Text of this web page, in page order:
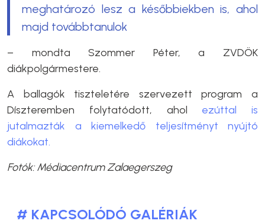
meghatározó lesz a későbbiekben is, ahol
majd továbbtanulok
– mondta Szommer Péter, a ZVDÖK
diákpolgármestere.
A ballagók tiszteletére szervezett program a
Díszteremben folytatódott, ahol ezúttal is
jutalmazták a kiemelkedő teljesítményt nyújtó
diákokat.
Fotók: Médiacentrum Zalaegerszeg
# KAPCSOLÓDÓ GALÉRIÁK